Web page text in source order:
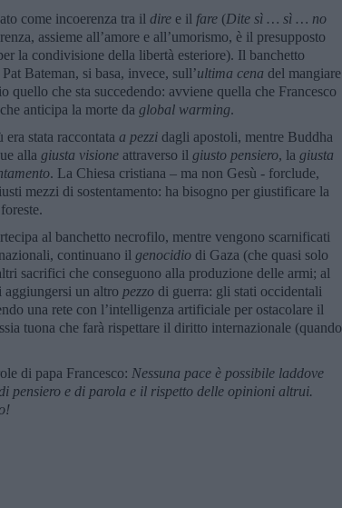
come incoerenza tra il dire e il fare (Dite sì … sì … no
assieme all’amore e all’umorismo, è il presupposto
la condivisione della libertà esteriore). Il banchetto
Bateman, si basa, invece, sull’ultima cena del mangiare
quello che sta succedendo: avviene quella che Francesco
anticipa la morte da global warming.
stata raccontata a pezzi dagli apostoli, mentre Buddha
alla giusta visione attraverso il giusto pensiero, la giusta
. La Chiesa cristiana – ma non Gesù - forclude,
mezzi di sostentamento: ha bisogno per giustificare la
al banchetto necrofilo, mentre vengono scarnificati
continuano il genocidio di Gaza (che quasi solo
sacrifici che conseguono alla produzione delle armi; al
un altro pezzo di guerra: gli stati occidentali
una rete con l’intelligenza artificiale per ostacolare il
tuona che farà rispettare il diritto internazionale (quando
di papa Francesco: Nessuna pace è possibile laddove
pensiero e di parola e il rispetto delle opinioni altrui.